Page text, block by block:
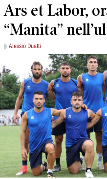
Ars et Labor,
“Manita”
Alessio Duatti